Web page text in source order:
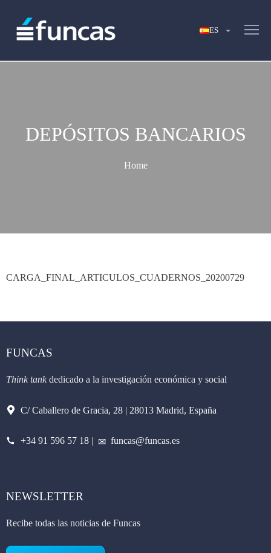
DEPÓSITOS BANCARIOS
Home
CARGA_FINAL_ARTICULOS_CUADERNOS_20200729
FUNCAS
Think tank dedicado a la investigación económica y social
C/ Caballero de Gracia, 28 | 28013 Madrid, España
+34 91 596 57 18 | funcas@funcas.es
NEWSLETTER
Recibe todas las noticias de Funcas